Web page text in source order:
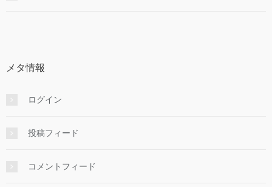
メタ情報
ログイン
投稿フィード
コメントフィード